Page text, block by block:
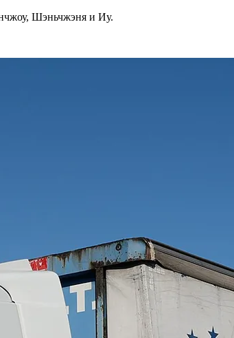
Шэньчжэня и Иу.